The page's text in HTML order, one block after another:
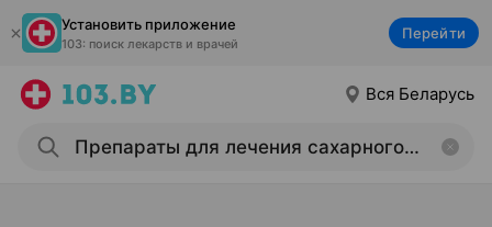
Установить приложение
103: поиск лекарств и врачей
Перейти
Вся Беларусь